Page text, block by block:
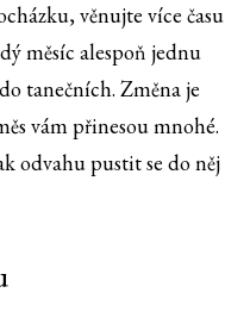
věnujte více času
měsíc alespoň jednu
tanečních. Změna je
vám přinesou mnohé.
odvahu pustit se do něj